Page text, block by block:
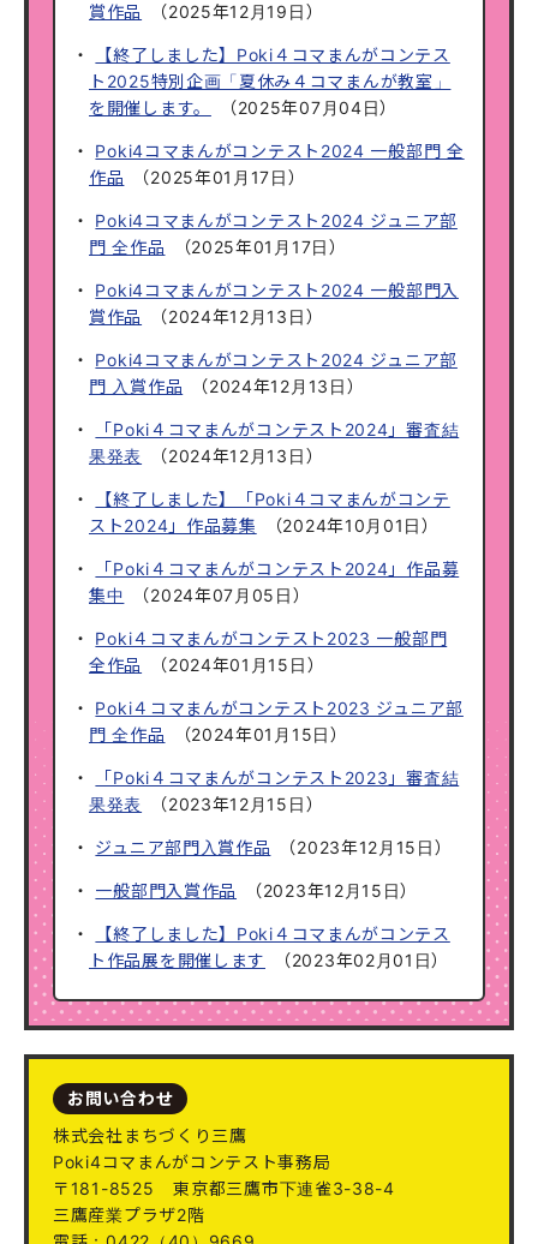
賞作品
（2025年12月19日）
【終了しました】Poki４コマまんがコンテス
ト2025特別企画「夏休み４コマまんが教室」
を開催します。
（2025年07月04日）
Poki4コマまんがコンテスト2024 一般部門 全
作品
（2025年01月17日）
Poki4コマまんがコンテスト2024 ジュニア部
門 全作品
（2025年01月17日）
Poki4コマまんがコンテスト2024 一般部門入
賞作品
（2024年12月13日）
Poki4コマまんがコンテスト2024 ジュニア部
門 入賞作品
（2024年12月13日）
「Poki４コマまんがコンテスト2024」審査結
果発表
（2024年12月13日）
【終了しました】「Poki４コマまんがコンテ
スト2024」作品募集
（2024年10月01日）
「Poki４コマまんがコンテスト2024」作品募
集中
（2024年07月05日）
Poki４コマまんがコンテスト2023 一般部門
全作品
（2024年01月15日）
Poki４コマまんがコンテスト2023 ジュニア部
門 全作品
（2024年01月15日）
「Poki４コマまんがコンテスト2023」審査結
果発表
（2023年12月15日）
ジュニア部門入賞作品 （2023年12月15日）
一般部門入賞作品 （2023年12月15日）
【終了しました】Poki４コマまんがコンテス
ト作品展を開催します
（2023年02月01日）
お問い合わせ
株式会社まちづくり三鷹
Poki4コマまんがコンテスト事務局
〒181-8525
東京都三鷹市下連雀3-38-4
三鷹産業プラザ2階